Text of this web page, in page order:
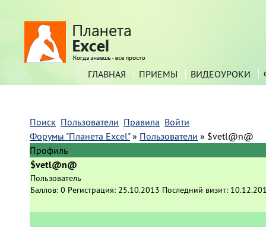
ГЛАВНАЯ ПРИЕМЫ ВИДЕОУРОКИ
Поиск Пользователи Правила Войти
Форумы "Планета Excel" » Пользователи » $vetl@n@
Профиль
$vetl@n@
Пользователь
Баллов: 0 Регистрация: 25.10.2013 Последний визит: